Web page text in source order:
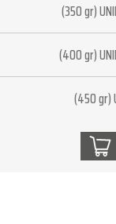
(350 gr)
(400 gr)
(450 gr)